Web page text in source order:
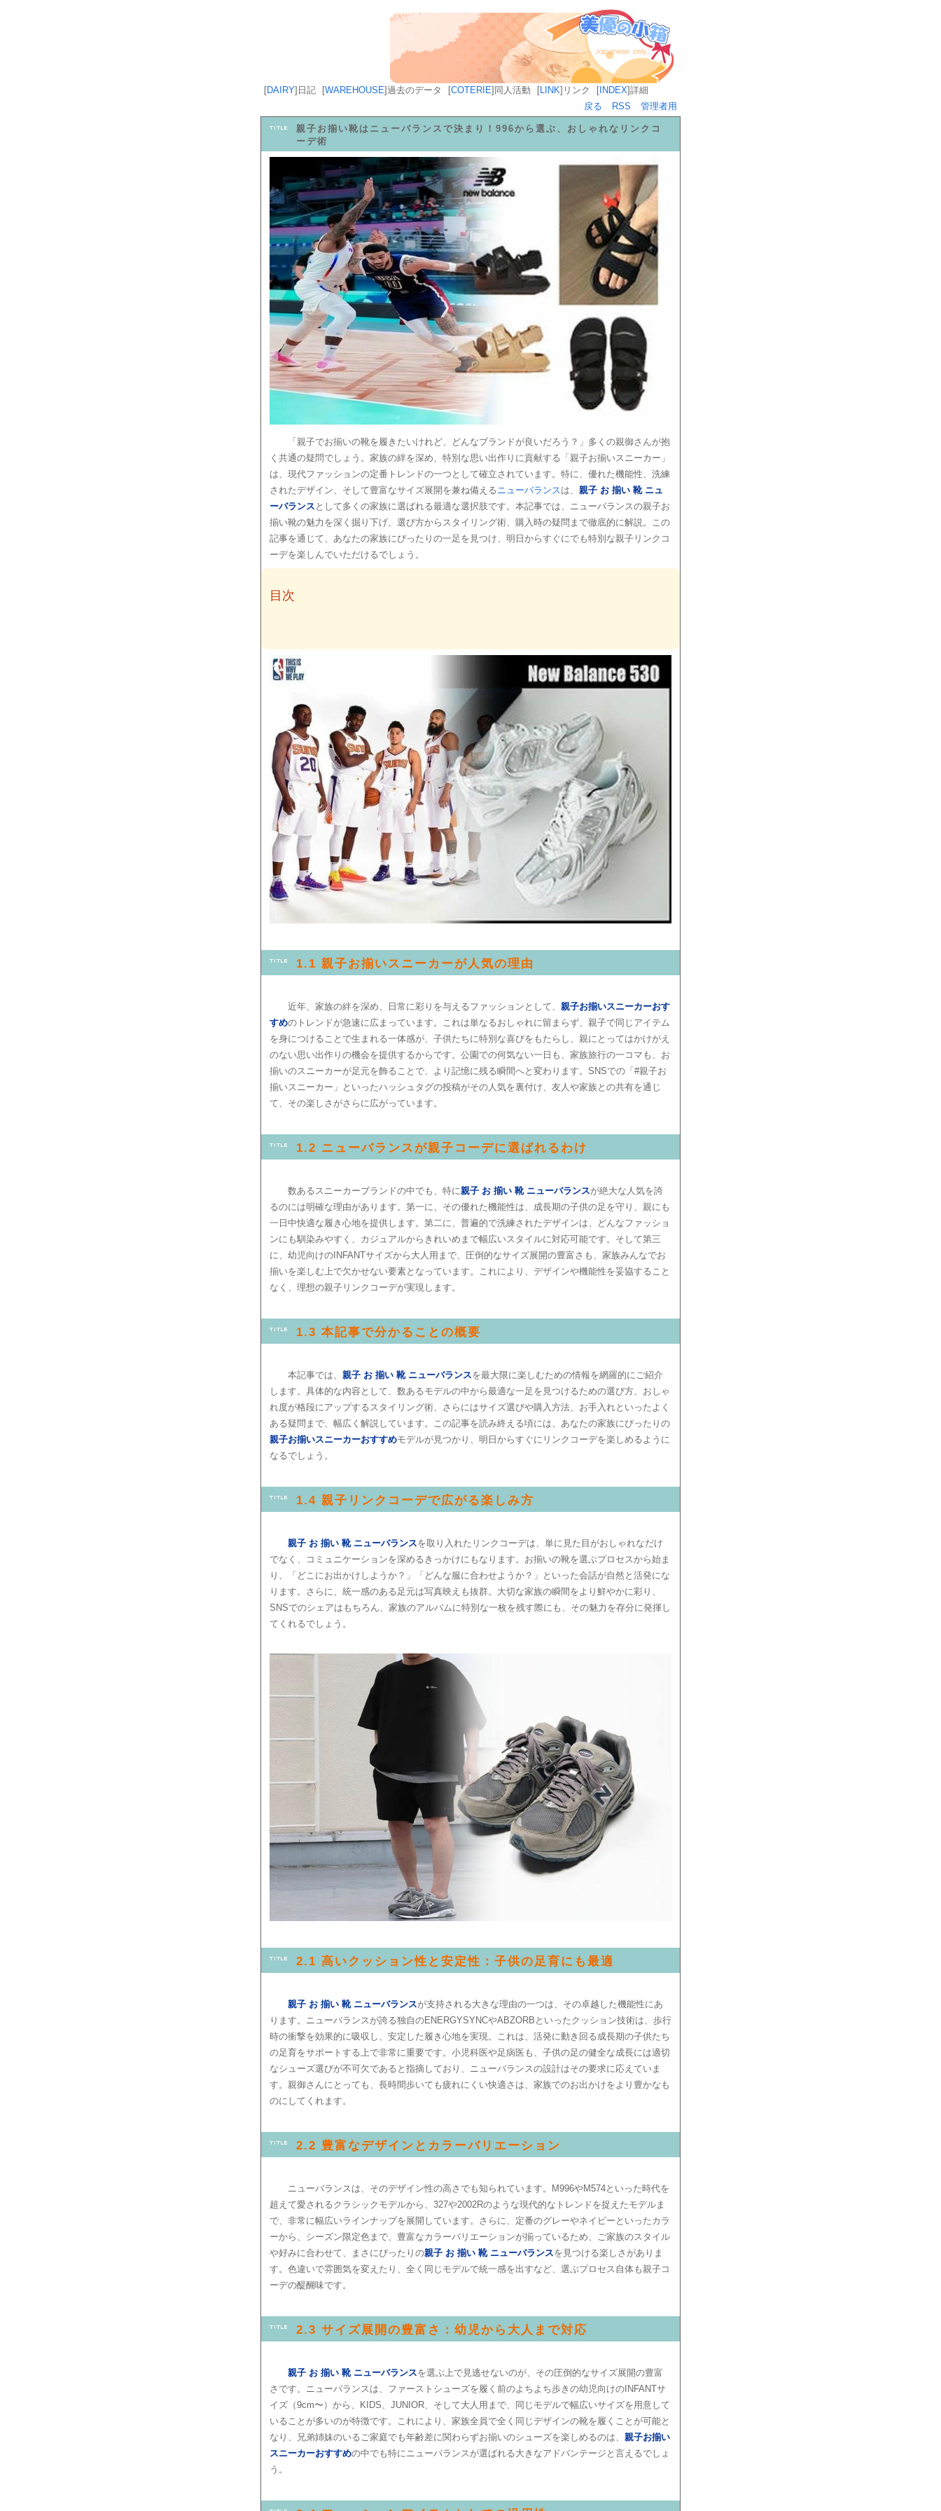
[DAIRY] 日記 [WAREHOUSE]過去のデータ [COTERIE] 同人活動 [LINK] リンク [ INDEX]詳細
戻る
RSS 管理者用
親子お揃い靴はニューバランスで決まり！996から選ぶ、おしゃれなリンクコ
ーデ術
「親子でお揃いの靴を履きたいけれど、どんなブランドが良いだろう？」多くの親御さんが抱
く共通の疑問でしょう。家族の絆を深め、特別な思い出作りに貢献する「親子お揃いスニーカー」
は、現代ファッションの定番トレンドの一つとして確立されています。特に、優れた機能性、洗練
されたデザイン、そして豊富なサイズ展開を兼ね備えるニューバランスは、 親子 お 揃い 靴 ニュ
ーバランス として多くの家族に選ばれる最適な選択肢です。本記事では、ニューバランスの親子お
揃い靴の魅力を深く掘り下げ、選び方からスタイリング術、購入時の疑問まで徹底的に解説。この
記事を通じて、あなたの家族にぴったりの一足を見つけ、明日からすぐにでも特別な親子リンクコ
ーデを楽しんでいただけるでしょう。
目次
1.1 親子お揃いスニーカーが人気の理由
近年、家族の絆を深め、日常に彩りを与えるファッションとして、 親子お揃いスニーカーおす
すめのトレンドが急速に広まっています。これは単なるおしゃれに留まらず、親子で同じアイテム
を身につけることで生まれる一体感が、子供たちに特別な喜びをもたらし、親にとってはかけがえ
のない思い出作りの機会を提供するからです。公園での何気ない一日も、家族旅行の一コマも、お
揃いのスニーカーが足元を飾ることで、より記憶に残る瞬間へと変わります。SNSでの「#親子お
揃いスニーカー」といったハッシュタグの投稿がその人気を裏付け、友人や家族との共有を通じ
て、その楽しさがさらに広がっています。
1.2 ニューバランスが親子コーデに選ばれるわけ
数あるスニーカーブランドの中でも、特に親子 お 揃い 靴 ニューバランスが絶大な人気を誇
るのには明確な理由があります。第一に、その優れた機能性は、成長期の子供の足を守り、親にも
一日中快適な履き心地を提供します。第二に、普遍的で洗練されたデザインは、どんなファッショ
ンにも馴染みやすく、カジュアルからきれいめまで幅広いスタイルに対応可能です。そして第三
に、幼児向けのINFANTサイズから大人用まで、圧倒的なサイズ展開の豊富さも、家族みんなでお
揃いを楽しむ上で欠かせない要素となっています。これにより、デザインや機能性を妥協すること
なく、理想の親子リンクコーデが実現します。
1.3 本記事で分かることの概要
本記事では、 親子 お 揃い 靴 ニューバランスを最大限に楽しむための情報を網羅的にご紹介
します。具体的な内容として、数あるモデルの中から最適な一足を見つけるための選び方、おしゃ
れ度が格段にアップするスタイリング術、さらにはサイズ選びや購入方法、お手入れといったよく
ある疑問まで、幅広く解説しています。この記事を読み終える頃には、あなたの家族にぴったりの
親子お揃いスニーカーおすすめモデルが見つかり、明日からすぐにリンクコーデを楽しめるように
なるでしょう。
1.4 親子リンクコーデで広がる楽しみ方
親子 お 揃い 靴 ニューバランスを取り入れたリンクコーデは、単に見た目がおしゃれなだけ
でなく、コミュニケーションを深めるきっかけにもなります。お揃いの靴を選ぶプロセスから始ま
り、「どこにお出かけしようか？」「どんな服に合わせようか？」といった会話が自然と活発にな
ります。さらに、統一感のある足元は写真映えも抜群。大切な家族の瞬間をより鮮やかに彩り、
SNSでのシェアはもちろん、家族のアルバムに特別な一枚を残す際にも、その魅力を存分に発揮し
てくれるでしょう。
2.1 高いクッション性と安定性：子供の足育にも最適
親子 お 揃い 靴 ニューバランスが支持される大きな理由の一つは、その卓越した機能性にあ
ります。ニューバランスが誇る独自のENERGYSYNCやABZORBといったクッション技術は、歩行
時の衝撃を効果的に吸収し、安定した履き心地を実現。これは、活発に動き回る成長期の子供たち
の足育をサポートする上で非常に重要です。小児科医や足病医も、子供の足の健全な成長には適切
なシューズ選びが不可欠であると指摘しており、ニューバランスの設計はその要求に応えていま
す。親御さんにとっても、長時間歩いても疲れにくい快適さは、家族でのお出かけをより豊かなも
のにしてくれます。
2.2 豊富なデザインとカラーバリエーション
ニューバランスは、そのデザイン性の高さでも知られています。M996やM574といった時代を
超えて愛されるクラシックモデルから、327や2002Rのような現代的なトレンドを捉えたモデルま
で、非常に幅広いラインナップを展開しています。さらに、定番のグレーやネイビーといったカラ
ーから、シーズン限定色まで、豊富なカラーバリエーションが揃っているため、ご家族のスタイル
や好みに合わせて、まさにぴったりの親子 お 揃い 靴 ニューバランスを見つける楽しさがありま
す。色違いで雰囲気を変えたり、全く同じモデルで統一感を出すなど、選ぶプロセス自体も親子コ
ーデの醍醐味です。
2.3 サイズ展開の豊富さ：幼児から大人まで対応
親子 お 揃い 靴 ニューバランスを選ぶ上で見逃せないのが、その圧倒的なサイズ展開の豊富
さです。ニューバランスは、ファーストシューズを履く前のよちよち歩きの幼児向けのINFANTサ
イズ（9cm〜）から、KIDS、JUNIOR、そして大人用まで、同じモデルで幅広いサイズを用意して
いることが多いのが特徴です。これにより、家族全員で全く同じデザインの靴を履くことが可能と
なり、兄弟姉妹のいるご家庭でも年齢差に関わらずお揃いのシューズを楽しめるのは、 親子お揃い
スニーカーおすすめの中でも特にニューバランスが選ばれる大きなアドバンテージと言えるでしょ
う。